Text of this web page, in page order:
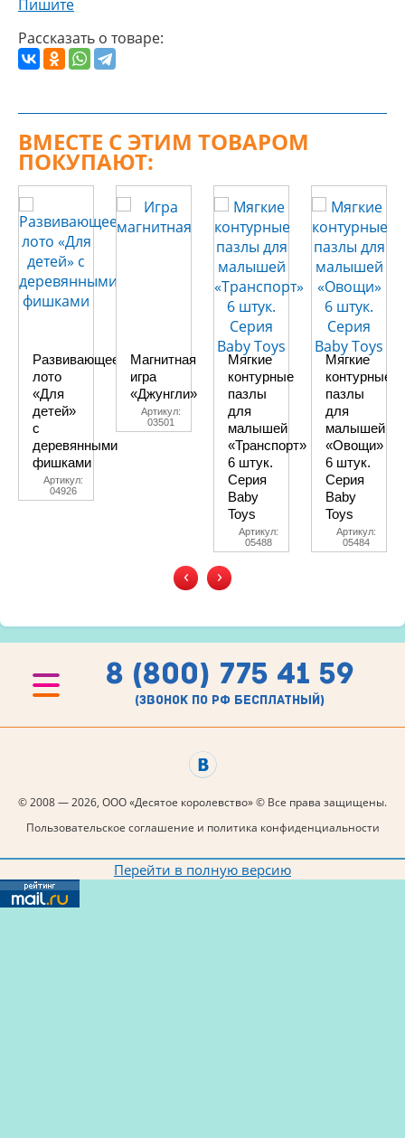
Пишите
Рассказать о товаре:
ВМЕСТЕ С ЭТИМ ТОВАРОМ
ПОКУПАЮТ:
Развивающее
лото
«Для
детей»
с
деревянными
фишками
Артикул:
04926
Магнитная
игра
«Джунгли»
Артикул:
03501
Мягкие
контурные
пазлы
для
малышей
«Транспорт»
6 штук.
Серия
Baby
Toys
Артикул:
05488
Мягкие
контурные
пазлы
для
малышей
«Овощи»
6 штук.
Серия
Baby
Toys
Артикул:
05484
‹ ›
8 (800) 775 41 59
(звонок по рф бесплатный)
© 2008 — 2026, ООО «Десятое королевство» © Все права защищены.
Пользовательское соглашение и политика конфиденциальности
Перейти в полную версию